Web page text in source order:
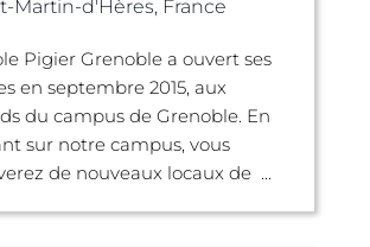
Martin-d'Hères, France
Pigier Grenoble a ouvert ses
en septembre 2015, aux
du campus de Grenoble. En
sur notre campus, vous
de nouveaux locaux de ...